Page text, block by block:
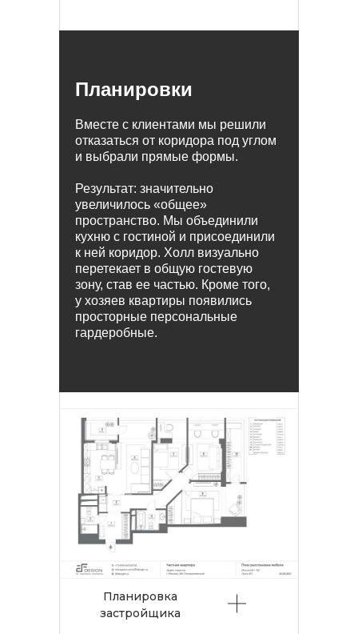
Планировка
застройщика
Вместе с клиентами мы решили
отказаться от коридора под углом
и выбрали прямые формы.
Результат: значительно
увеличилось «общее»
пространство. Мы объединили
кухню с гостиной и присоединили
к ней коридор. Холл визуально
перетекает в общую гостевую
зону, став ее частью. Кроме того,
у хозяев квартиры появились
просторные персональные
гардеробные.
Планировки